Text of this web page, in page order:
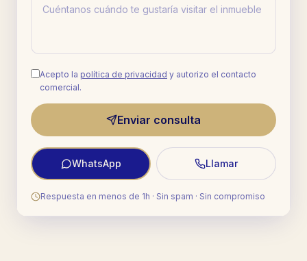
Acepto la política de privacidad y autorizo el contacto
comercial.
Enviar consulta
WhatsApp Llamar
Respuesta en menos de 1h · Sin spam · Sin compromiso